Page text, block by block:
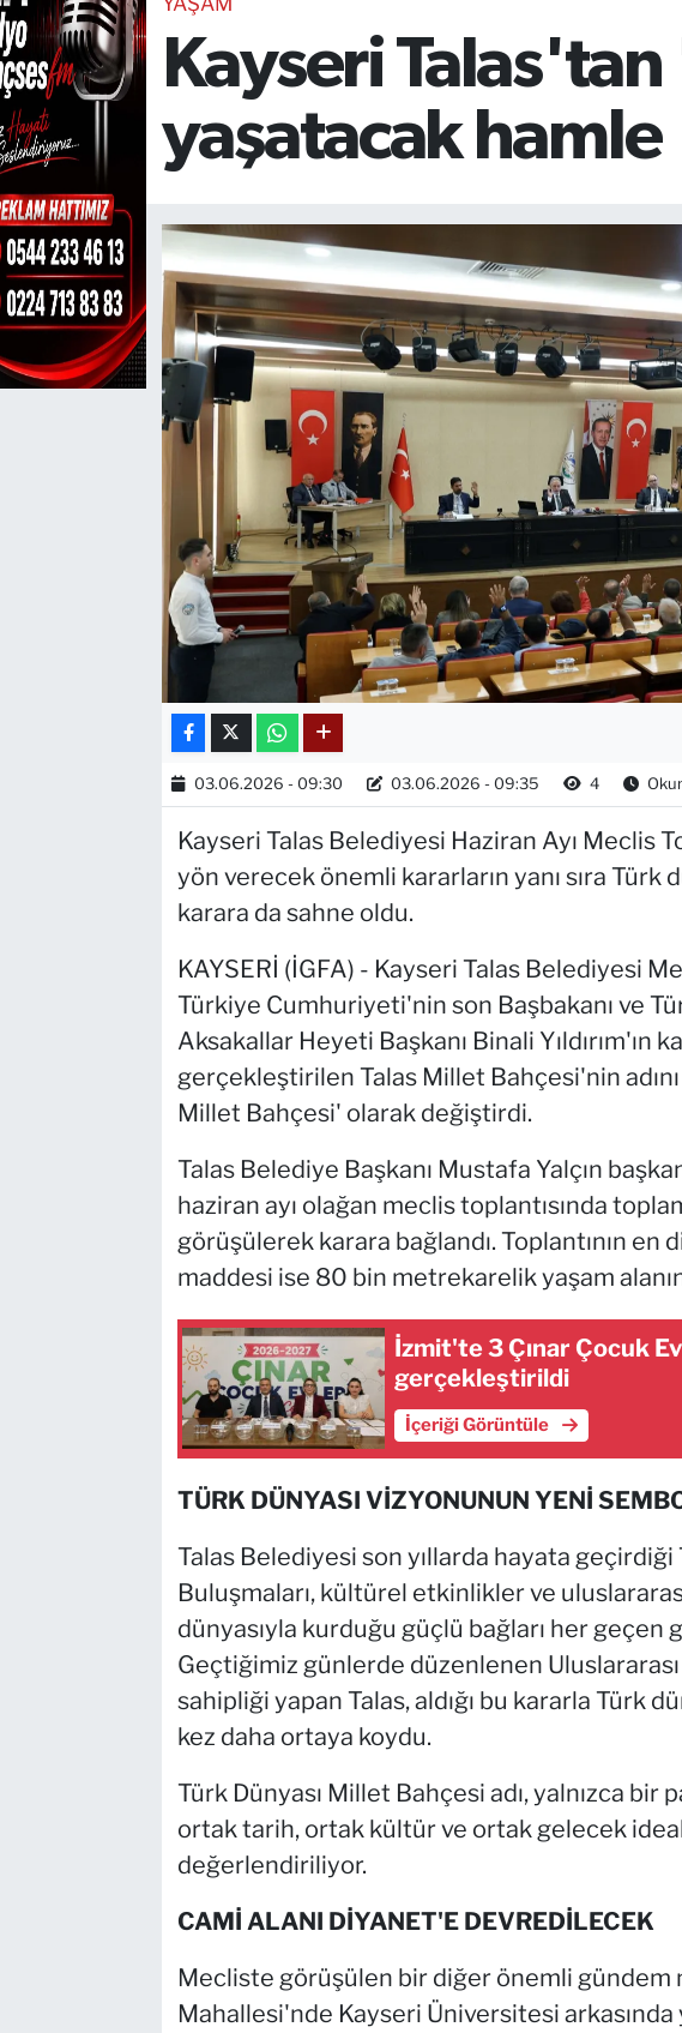
Kayseri Talas'tan
yaşatacak hamle
03.06.2026 - 09:30 03.06.2026 - 09:35 4
Kayseri Talas Belediyesi Haziran Ayı Meclis
yön verecek önemli kararların yanı sıra Türk
karara da sahne oldu.
KAYSERİ (İGFA) - Kayseri Talas Belediyesi
Türkiye Cumhuriyeti'nin son Başbakanı ve
Aksakallar Heyeti Başkanı Binali Yıldırım'ın
gerçekleştirilen Talas Millet Bahçesi'nin
Millet Bahçesi' olarak değiştirdi.
Talas Belediye Başkanı Mustafa Yalçın
haziran ayı olağan meclis toplantısında
görüşülerek karara bağlandı. Toplantının en
maddesi ise 80 bin metrekarelik yaşam
İzmit'te 3 Çınar Çocuk
gerçekleştirildi
İçeriği Görüntüle
TÜRK DÜNYASI VİZYONUNUN YENİ
Talas Belediyesi son yıllarda hayata geçirdiği
Buluşmaları, kültürel etkinlikler ve
dünyasıyla kurduğu güçlü bağları her geçen
Geçtiğimiz günlerde düzenlenen
sahipliği yapan Talas, aldığı bu kararla Türk
kez daha ortaya koydu.
Türk Dünyası Millet Bahçesi adı, yalnızca bir
ortak tarih, ortak kültür ve ortak gelecek
değerlendiriliyor.
CAMİ ALANI DİYANET'E DEVREDİLECEK
Mecliste görüşülen bir diğer önemli gündem
Mahallesi'nde Kayseri Üniversitesi arkasında
TEKNOLOJİ
CANLI DİNLE
RESMİ İLANLAR
Gencsesfm Canlı Dinle